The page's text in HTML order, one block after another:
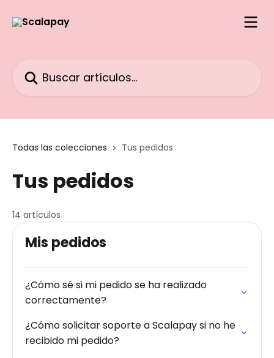
Todas las colecciones Tus pedidos
Tus pedidos
14 artículos
Mis pedidos
¿Cómo sé si mi pedido se ha realizado
correctamente?
¿Cómo solicitar soporte a Scalapay si no he
recibido mi pedido?